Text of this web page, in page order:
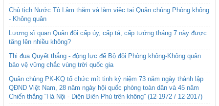
Chủ tịch Nước Tô Lâm thăm và làm việc tại Quân chủng Phòng không
- Không quân
Lương sĩ quan Quân đội cấp úy, cấp tá, cấp tướng tháng 7 này được
tăng lên nhiều không?
Thi đua Quyết thắng - động lực để Bộ đội Phòng không-Không quân
bảo vệ vững chắc vùng trời quốc gia
Quân chủng PK-KQ tổ chức mít tinh kỷ niệm 73 năm ngày thành lập
QĐND Việt Nam, 28 năm ngày hội quốc phòng toàn dân và 45 năm
Chiến thắng “Hà Nội - Điện Biên Phủ trên không” (12-1972 / 12-2017)